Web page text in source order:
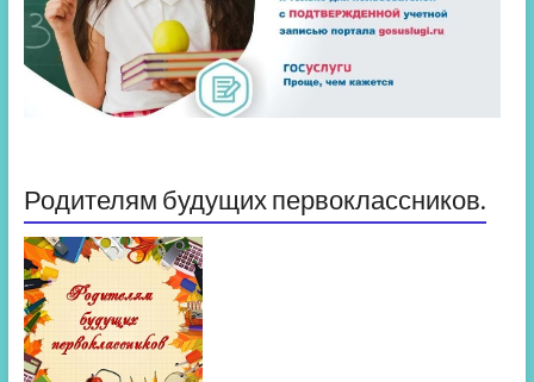
Родителям будущих первоклассников.